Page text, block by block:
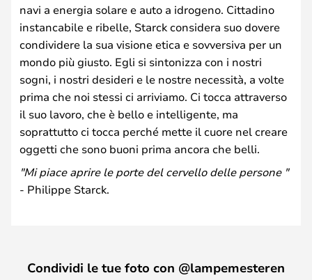
navi a energia solare e auto a idrogeno. Cittadino
instancabile e ribelle, Starck considera suo dovere
condividere la sua visione etica e sovversiva per un
mondo più giusto. Egli si sintonizza con i nostri
sogni, i nostri desideri e le nostre necessità, a volte
prima che noi stessi ci arriviamo. Ci tocca attraverso
il suo lavoro, che è bello e intelligente, ma
soprattutto ci tocca perché mette il cuore nel creare
oggetti che sono buoni prima ancora che belli.
"Mi piace aprire le porte del cervello delle persone "
- Philippe Starck.
Condividi le tue foto con @lampemesteren